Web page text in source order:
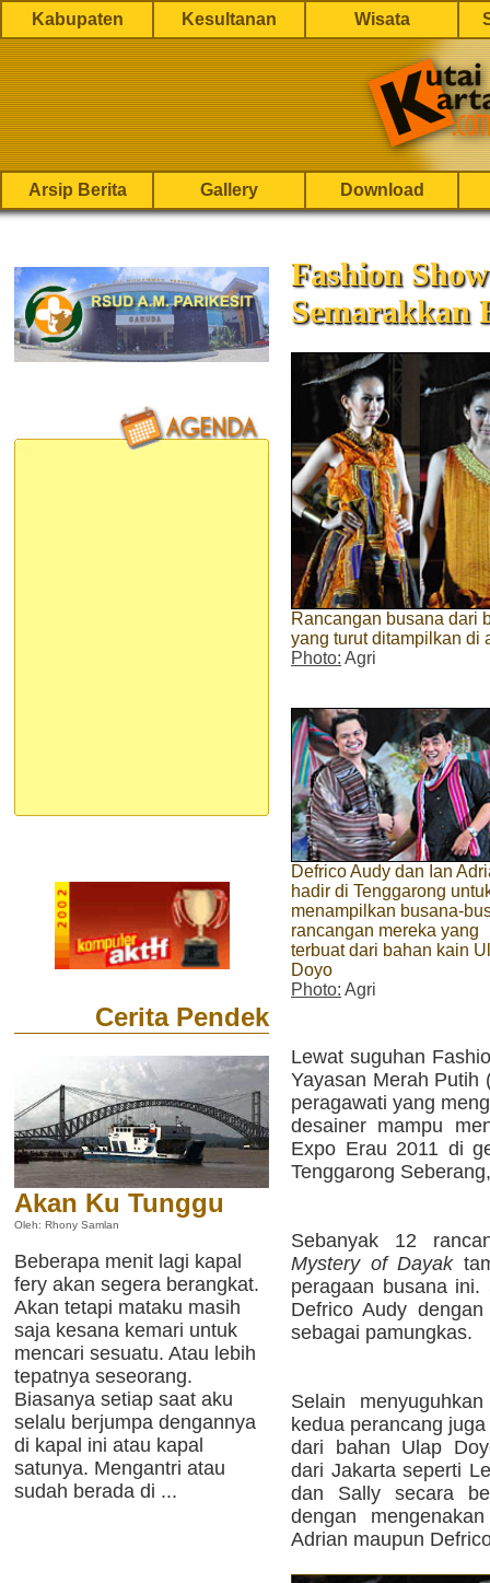
Kabupaten Kesultanan Wisata
Arsip Berita Gallery Download
Cerita Pendek
Akan Ku Tunggu
Oleh: Rhony Samlan
Beberapa menit lagi kapal
fery akan segera berangkat.
Akan tetapi mataku masih
saja kesana kemari untuk
mencari sesuatu. Atau lebih
tepatnya seseorang.
Biasanya setiap saat aku
selalu berjumpa dengannya
di kapal ini atau kapal
satunya. Mengantri atau
sudah berada di ...
Fashion
Semarakkan
Rancangan busana dari
yang turut ditampilkan di
Photo: Agri
Defrico Audy dan Ian
hadir di Tenggarong
menampilkan busana-
rancangan mereka yang
terbuat dari bahan kain
Doyo
Photo: Agri
Lewat suguhan
Yayasan Merah Putih
peragawati yang
desainer mampu
Expo Erau 2011 di
Tenggarong
Sebanyak 12
Mystery of Dayak
peragaan busana
Defrico Audy
sebagai pamungkas.
Selain
kedua perancang
dari bahan Ulap
dari Jakarta seperti
dan Sally secara
dengan
Adrian maupun